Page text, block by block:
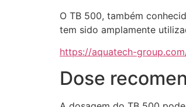
O TB 500, também
tem sido amplamente
https://aquatech-
Dose